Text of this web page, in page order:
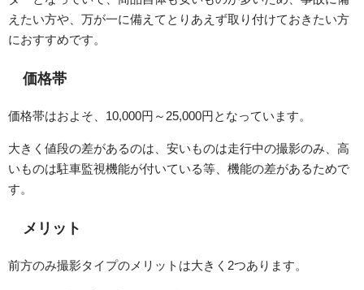
えたい方や、万が一に備えてとりあえず取り付けておきたい方
におすすめです。
価格帯
価格帯はおよそ、10,000円～25,000円となっています。
大きく値段の差があるのは、安いものは走行中の撮影のみ、高
いものは駐車監視機能が付いている等、機能の差があるためで
す。
メリット
前方のみ撮影タイプのメリットは大きく2つあります。